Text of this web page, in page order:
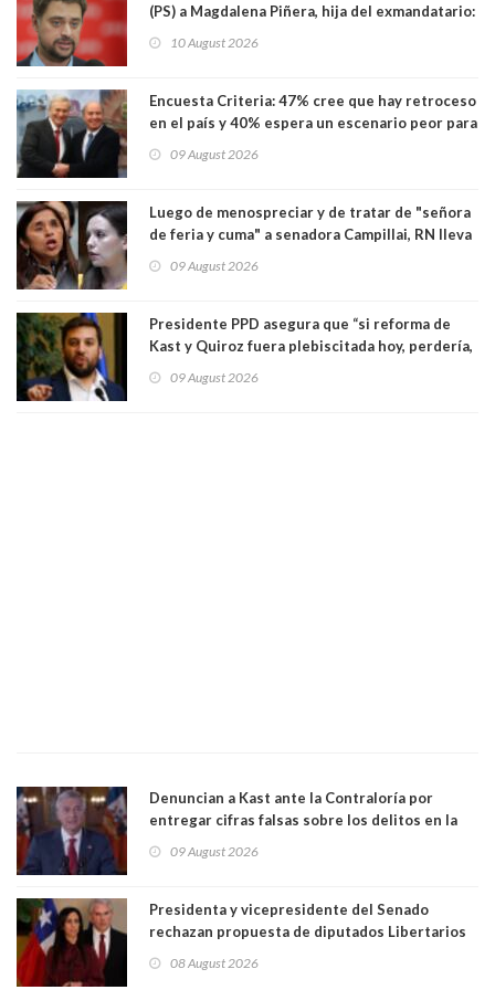
(PS) a Magdalena Piñera, hija del exmandatario:
creían intocables"
10 August 2026
Encuesta Criteria: 47% cree que hay retroceso
en el país y 40% espera un escenario peor para
09 August 2026
Luego de menospreciar y de tratar de "señora
de feria y cuma" a senadora Campillai, RN lleva
09 August 2026
Presidente PPD asegura que “si reforma de
Kast y Quiroz fuera plebiscitada hoy, perdería,
a favor de la oposición, sería una victoria de la
09 August 2026
Denuncian a Kast ante la Contraloría por
entregar cifras falsas sobre los delitos en la
09 August 2026
Presidenta y vicepresidente del Senado
rechazan propuesta de diputados Libertarios
"Constituye un camino equivocado"
08 August 2026